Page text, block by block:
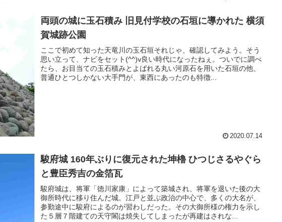
両頭の城に玉石積み 旧見付学校の石垣に導かれた 横須
賀城跡公園
ここで初めて知った天竜川の玉石垣それじゃ、確認してみよう。そう
思い立って、ナビをセット(^^)v良い時代になったねぇ。ついでに調べ
たら、お目当ての玉石積みとよばれる丸い河原石を用いた石垣の他、
普通ひとつしかない大手門が、東西にあったのも特徴...
2020.07.14
駿府城 160年ぶりに復元された坤櫓 ひつじさるやぐら
と豊臣秀吉の金箔瓦
駿府城は、将軍「徳川家康」によって築城され、将軍を退いた後の大
御所時代に移り住んだ城。江戸と並ぶ政治の中心で、多くの大名が、
参勤途中に駿府によるのが習わしだった。その大御所様の権力を示し
た５層７階建ての天守閣は焼失してしまったが再建はされな...